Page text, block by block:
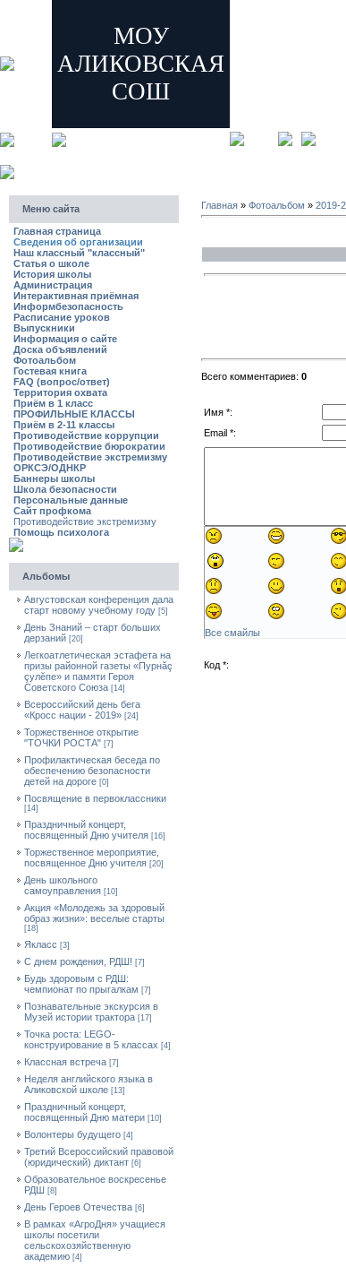
МОУ
АЛИКОВСКАЯ
СОШ
Меню сайта
Главная страница
Сведения об организации
Наш классный "классный"
Статья о школе
История школы
Администрация
Интерактивная приёмная
Информбезопасность
Расписание уроков
Выпускники
Информация о сайте
Доска объявлений
Фотоальбом
Гостевая книга
FAQ (вопрос/ответ)
Территория охвата
Приём в 1 класс
ПРОФИЛЬНЫЕ КЛАССЫ
Приём в 2-11 классы
Противодействие коррупции
Противодействие бюрократии
Противодействие экстремизму
ОРКСЭ/ОДНКР
Баннеры школы
Школа безопасности
Персональные данные
Сайт профкома
Противодействие экстремизму
Помощь психолога
Альбомы
Августовская конференция дала
старт новому учебному году [5]
День Знаний – старт больших
дерзаний [20]
Легкоатлетическая эстафета на
призы районной газеты «Пурнăç
çулĕпе» и памяти Героя
Советского Союза [14]
Всероссийский день бега
«Кросс нации - 2019» [24]
Торжественное открытие
"ТОЧКИ РОСТА" [7]
Профилактическая беседа по
обеспечению безопасности
детей на дороге [0]
Посвящение в первоклассники
[14]
Праздничный концерт,
посвященный Дню учителя [16]
Торжественное мероприятие,
посвященное Дню учителя [20]
День школьного
самоуправления [10]
Акция «Молодежь за здоровый
образ жизни»: веселые старты
[18]
Якласс [3]
С днем рождения, РДШ! [7]
Будь здоровым с РДШ:
чемпионат по прыгалкам [7]
Познавательные экскурсия в
Музей истории трактора [17]
Точка роста: LEGO-
конструирование в 5 классах [4]
Классная встреча [7]
Неделя английского языка в
Аликовской школе [13]
Праздничный концерт,
посвященный Дню матери [10]
Волонтеры будущего [4]
Третий Всероссийский правовой
(юридический) диктант [6]
Образовательное воскресенье
РДШ [8]
День Героев Отечества [6]
В рамках «АгроДня» учащиеся
школы посетили
сельскохозяйственную
академию [4]
Главная » Фотоальбом » 2019-
Всего комментариев: 0
Имя *:
Email *:
Все смайлы
Код *: